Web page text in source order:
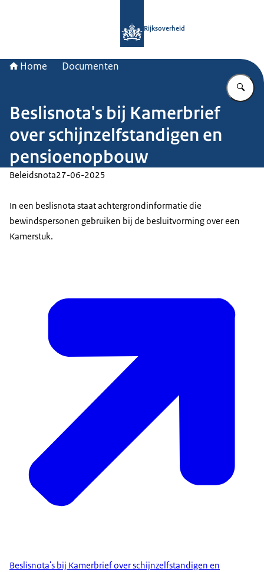
Rijksoverheid
Home Documenten
Beslisnota's bij Kamerbrief
over schijnzelfstandigen en
pensioenopbouw
Beleidsnota27-06-2025
In een beslisnota staat achtergrondinformatie die
bewindspersonen gebruiken bij de besluitvorming over een
Kamerstuk.
Beslisnota's bij Kamerbrief over schijnzelfstandigen en